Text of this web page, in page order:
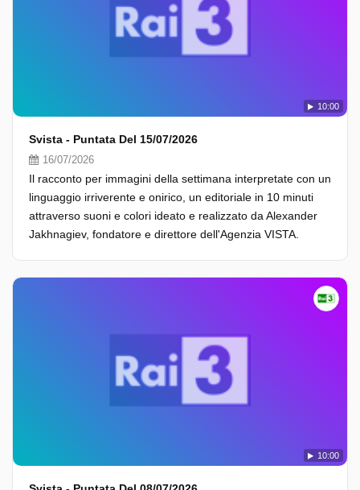
10:00
Svista - Puntata Del 15/07/2026
16/07/2026
Il racconto per immagini della settimana interpretate con un
linguaggio irriverente e onirico, un editoriale in 10 minuti
attraverso suoni e colori ideato e realizzato da Alexander
Jakhnagiev, fondatore e direttore dell'Agenzia VISTA.
10:00